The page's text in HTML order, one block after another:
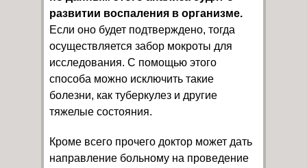
развитии воспаления в организме.
Если оно будет подтверждено, тогда
осуществляется забор мокроты для
исследования. С помощью этого
способа можно исключить такие
болезни, как туберкулез и другие
тяжелые состояния.
Кроме всего прочего доктор может дать
направление больному на проведение